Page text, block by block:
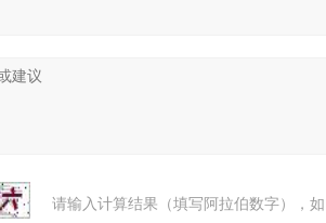
请输入计算结果（填写阿拉伯数字），